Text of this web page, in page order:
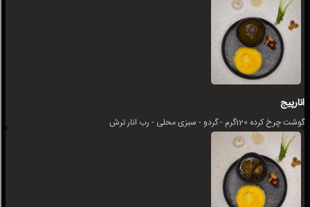
انارپیج
گوشت چرخ کرده 120گرم - گردو - سبزی محلی - رب انار ترش